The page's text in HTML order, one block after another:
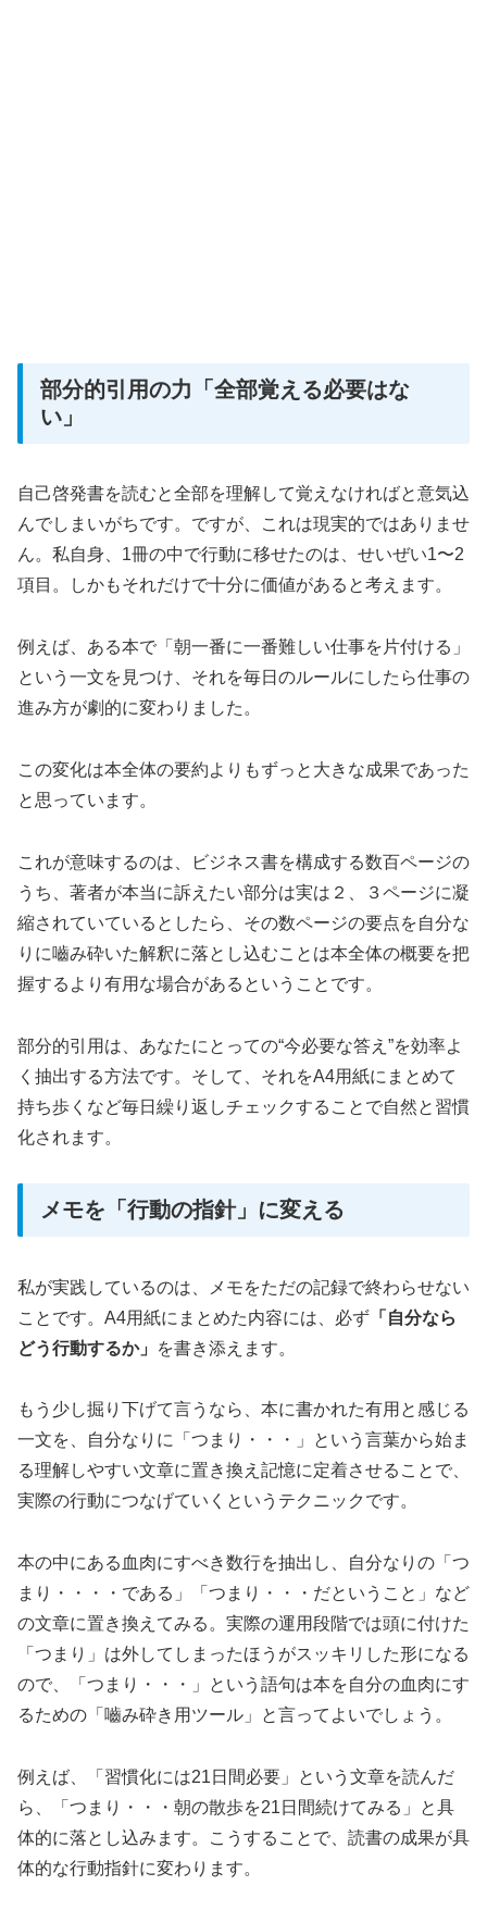
部分的引用の力「全部覚える必要はな
い」
自己啓発書を読むと全部を理解して覚えなければと意気込
んでしまいがちです。ですが、これは現実的ではありませ
ん。私自身、1冊の中で行動に移せたのは、せいぜい1〜2
項目。しかもそれだけで十分に価値があると考えます。
例えば、ある本で「朝一番に一番難しい仕事を片付ける」
という一文を見つけ、それを毎日のルールにしたら仕事の
進み方が劇的に変わりました。
この変化は本全体の要約よりもずっと大きな成果であった
と思っています。
これが意味するのは、ビジネス書を構成する数百ページの
うち、著者が本当に訴えたい部分は実は２、３ページに凝
縮されていているとしたら、その数ページの要点を自分な
りに嚙み砕いた解釈に落とし込むことは本全体の概要を把
握するより有用な場合があるということです。
部分的引用は、あなたにとっての“今必要な答え”を効率よ
く抽出する方法です。そして、それをA4用紙にまとめて
持ち歩くなど毎日繰り返しチェックすることで自然と習慣
化されます。
メモを「行動の指針」に変える
私が実践しているのは、メモをただの記録で終わらせない
ことです。A4用紙にまとめた内容には、必ず 「自分なら
どう行動するか」
を書き添えます。
もう少し掘り下げて言うなら、本に書かれた有用と感じる
一文を、自分なりに「つまり・・・」という言葉から始ま
る理解しやすい文章に置き換え記憶に定着させることで、
実際の行動につなげていくというテクニックです。
本の中にある血肉にすべき数行を抽出し、自分なりの「つ
まり・・・・である」「つまり・・・だということ」など
の文章に置き換えてみる。実際の運用段階では頭に付けた
「つまり」は外してしまったほうがスッキリした形になる
ので、「つまり・・・」という語句は本を自分の血肉にす
るための「嚙み砕き用ツール」と言ってよいでしょう。
例えば、「習慣化には21日間必要」という文章を読んだ
ら、「つまり・・・朝の散歩を21日間続けてみる」と具
体的に落とし込みます。こうすることで、読書の成果が具
体的な行動指針に変わります。